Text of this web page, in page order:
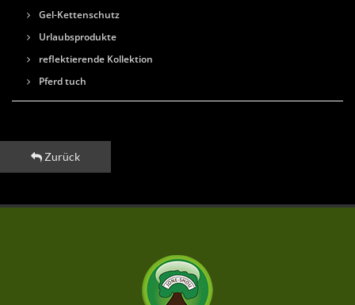
Gel-Kettenschutz
Urlaubsprodukte
reflektierende Kollektion
Pferd tuch
Zurück